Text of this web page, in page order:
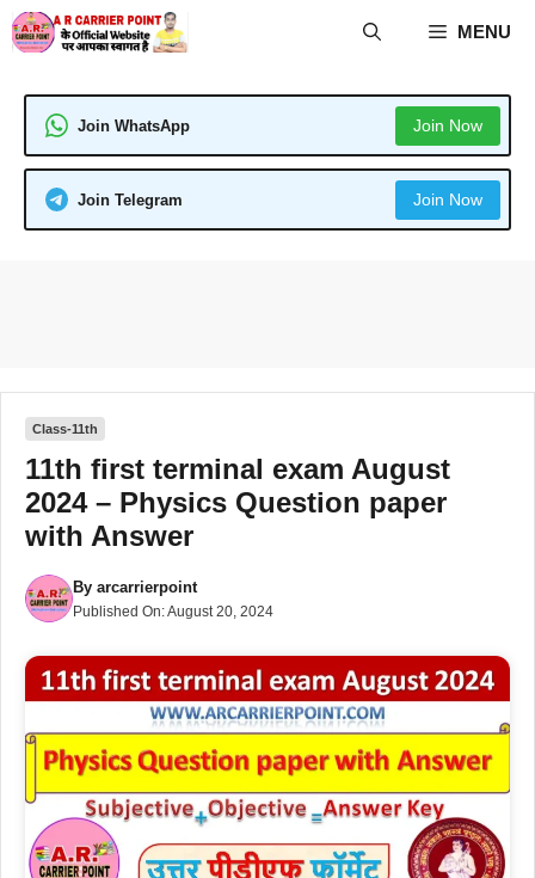
Skip
to
MENU
Join WhatsApp Join Now
Join Telegram Join Now
Class-11th
11th first terminal exam August
2024 – Physics Question paper
with Answer
By arcarrierpoint
Published On:August 20, 2024